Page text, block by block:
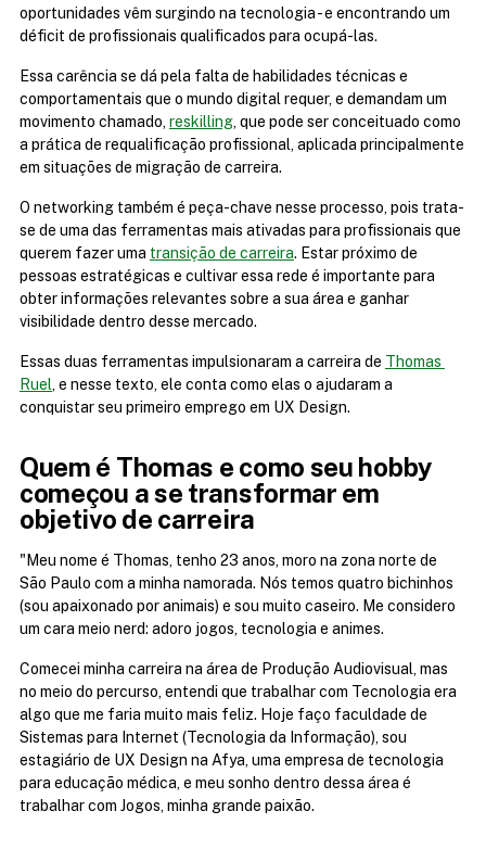
oportunidades vêm surgindo na tecnologia - e encontrando um
déficit de profissionais qualificados para ocupá-las.
Essa carência se dá pela falta de habilidades técnicas e
comportamentais que o mundo digital requer, e demandam um
movimento chamado, reskilling, que pode ser conceituado como
a prática de requalificação profissional, aplicada principalmente
em situações de migração de carreira.
O networking também é peça-chave nesse processo, pois trata-
se de uma das ferramentas mais ativadas para profissionais que
querem fazer uma transição de carreira. Estar próximo de
pessoas estratégicas e cultivar essa rede é importante para
obter informações relevantes sobre a sua área e ganhar
visibilidade dentro desse mercado.
Essas duas ferramentas impulsionaram a carreira de Thomas
Ruel, e nesse texto, ele conta como elas o ajudaram a
conquistar seu primeiro emprego em UX Design.
Quem é Thomas e como seu hobby
começou a se transformar em
objetivo de carreira
"Meu nome é Thomas, tenho 23 anos, moro na zona norte de
São Paulo com a minha namorada. Nós temos quatro bichinhos
(sou apaixonado por animais) e sou muito caseiro. Me considero
um cara meio nerd: adoro jogos, tecnologia e animes.
Comecei minha carreira na área de Produção Audiovisual, mas
no meio do percurso, entendi que trabalhar com Tecnologia era
algo que me faria muito mais feliz. Hoje faço faculdade de
Sistemas para Internet (Tecnologia da Informação), sou
estagiário de UX Design na Afya, uma empresa de tecnologia
para educação médica, e meu sonho dentro dessa área é
trabalhar com Jogos, minha grande paixão.